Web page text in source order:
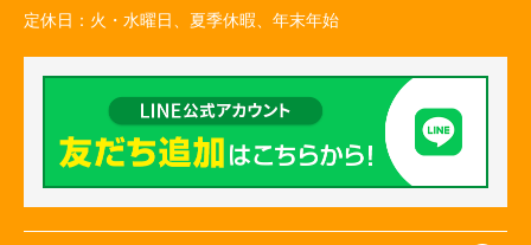
定休日： 火・水曜日、夏季休暇、年末年始